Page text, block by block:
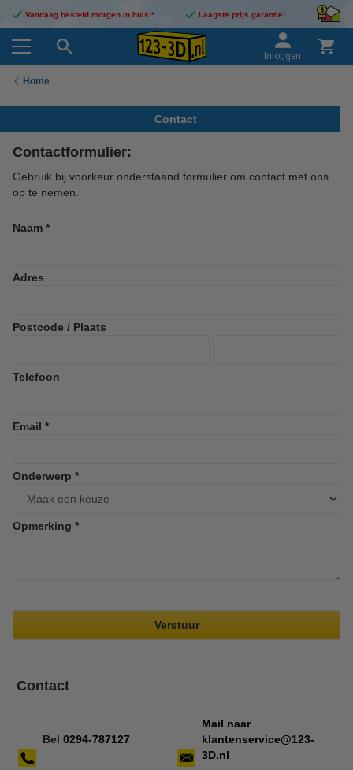
Vandaag besteld morgen in huis!* Laagste prijs garantie!
Inloggen
Home
Contact
Contactformulier:
Gebruik bij voorkeur onderstaand formulier om contact met ons
op te nemen.
Naam *
Adres
Postcode / Plaats
Telefoon
Email *
Onderwerp *
Opmerking *
Contact
Bel 0294-787127
Mail naar
klantenservice@123-
3D.nl